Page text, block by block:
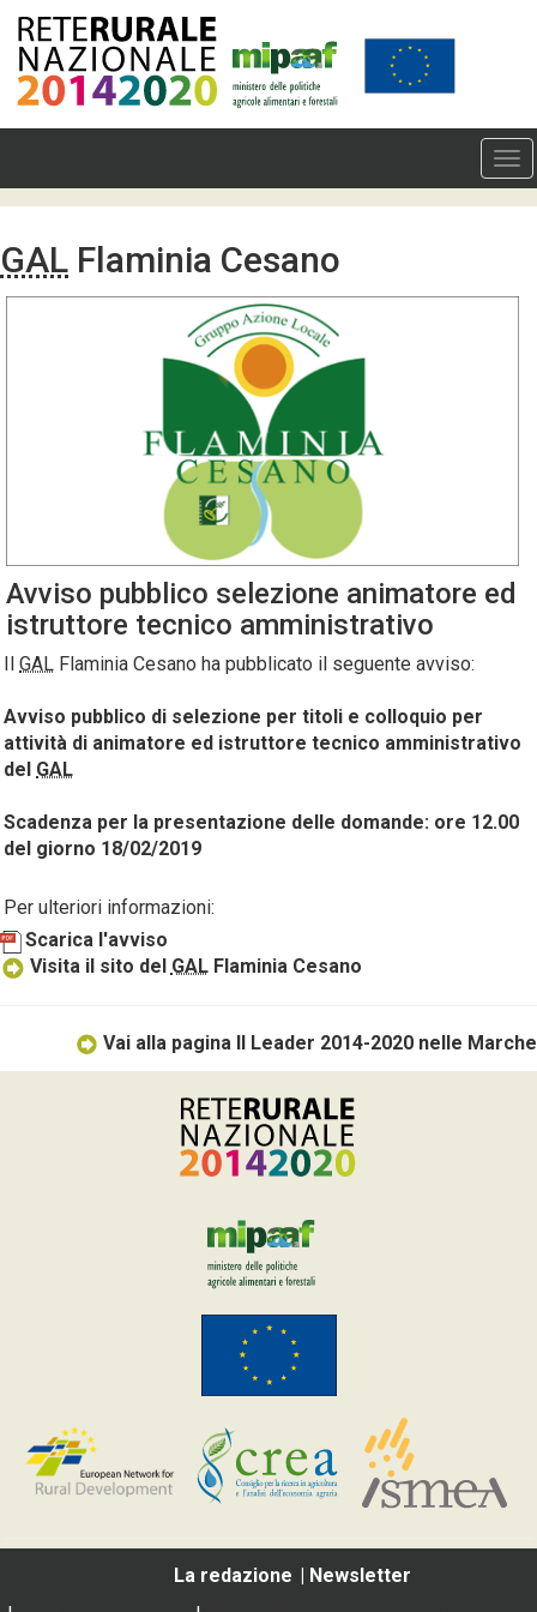
GAL Flaminia Cesano
Avviso pubblico selezione animatore ed
istruttore tecnico amministrativo
GAL Flaminia Cesano ha pubblicato il seguente avviso:
Avviso pubblico di selezione per titoli e colloquio per
attività di animatore ed istruttore tecnico amministrativo
del GAL
Scadenza per la presentazione delle domande: ore 12.00
del giorno 18/02/2019
Per ulteriori informazioni:
Scarica l'avviso
Visita il sito del GALFlaminia Cesano
Vai alla pagina Il Leader 2014-2020 nelle Marche
La redazione
Newsletter